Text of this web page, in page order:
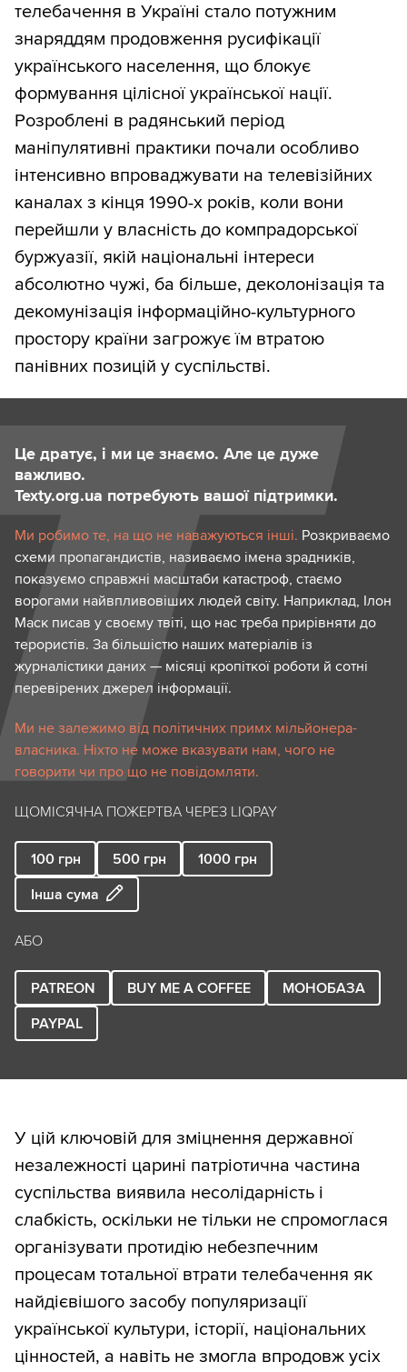
телебачення в Україні стало потужним
знаряддям продовження русифікації
українського населення, що блокує
формування цілісної української нації.
Розроблені в радянський період
маніпулятивні практики почали особливо
інтенсивно впроваджувати на телевізійних
каналах з кінця 1990-х років, коли вони
перейшли у власність до компрадорської
буржуазії, якій національні інтереси
абсолютно чужі, ба більше, деколонізація та
декомунізація інформаційно-культурного
простору країни загрожує їм втратою
панівних позицій у суспільстві.
Це дратує, і ми це знаємо. Але це дуже
важливо.
Texty.org.ua потребують вашої підтримки.
Ми робимо те, на що не наважуються інші. Розкриваємо
схеми пропагандистів, називаємо імена зрадників,
показуємо справжні масштаби катастроф, стаємо
ворогами найвпливовіших людей світу. Наприклад, Ілон
Маск писав у своєму твіті, що нас треба прирівняти до
терористів. За більшістю наших матеріалів із
журналістики даних — місяці кропіткої роботи й сотні
перевірених джерел інформації.
Ми не залежимо від політичних примх мільйонера-
власника. Ніхто не може вказувати нам, чого не
говорити чи про що не повідомляти.
ЩОМІСЯЧНА ПОЖЕРТВА ЧЕРЕЗ LIQPAY
100 грн 500 грн 1000 грн
Інша сума
АБО
PATREON BUY ME A COFFEE
МОНОБАЗА
PAYPAL
У цій ключовій для зміцнення державної
незалежності царині патріотична частина
суспільства виявила несолідарність і
слабкість, оскільки не тільки не спромоглася
організувати протидію небезпечним
процесам тотальної втрати телебачення як
найдієвішого засобу популяризації
української культури, історії, національних
цінностей, а навіть не змогла впродовж усіх